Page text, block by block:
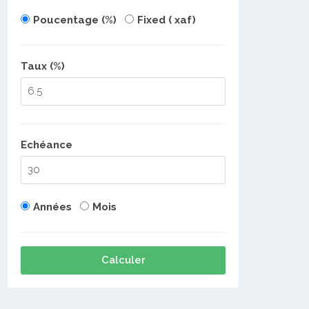
Poucentage (%) Fixed ( xaf)
Taux (%)
Echéance
Années Mois
Calculer